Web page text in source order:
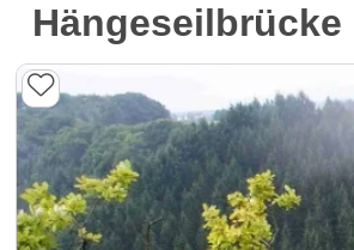
Hängeseilbrücke